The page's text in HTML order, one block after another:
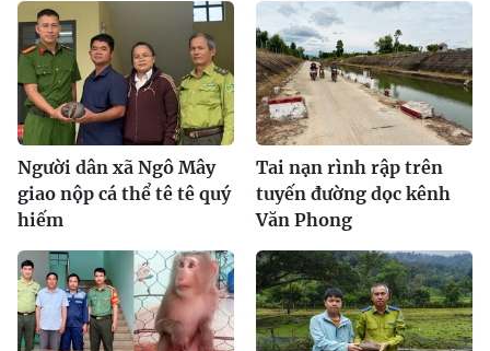
Người dân xã Ngô Mây
giao nộp cá thể tê tê quý
hiếm
Tai nạn rình rập trên
tuyến đường dọc kênh
Văn Phong